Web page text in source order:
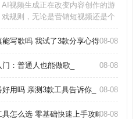
AI视频生成正在改变内容创作的游
戏规则，无论是营销短视频还是个
高质量画面。作为长期使用各类AI
方法，效率能提升十倍以上。AI视
写歌吗 我试了3款分享心得_08-08
：普通人也能做歌_ 08-08
用吗 亲测3款工具告诉你_ 08-08
怎么选 零基础快速上手攻略_08-08